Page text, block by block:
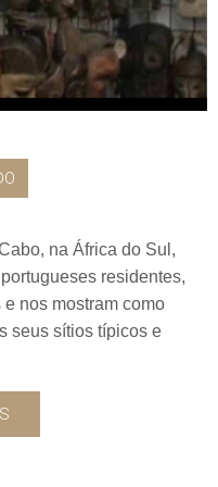
na África do Sul,
residentes,
nos mostram como
seus sítios típicos e